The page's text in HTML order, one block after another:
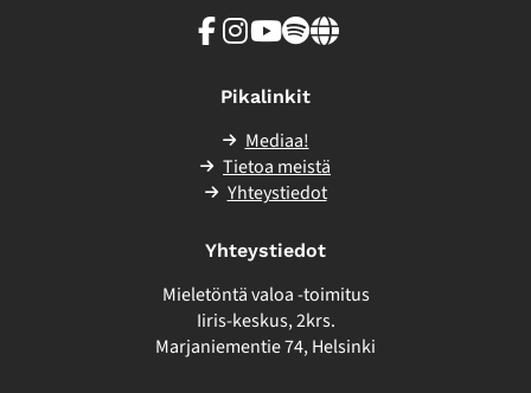
Facebook
Instagram
Youtube
SpotifyLinkki
Pikalinkit
Mediaa!
Tietoa meistä
Yhteystiedot
Yhteystiedot
Mieletöntä valoa -toimitus
Iiris-keskus, 2krs.
Marjaniementie 74, Helsinki